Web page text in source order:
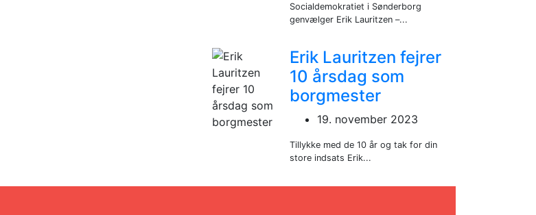
Socialdemokratiet i Sønderborg
genvælger Erik Lauritzen –...
Erik Lauritzen fejrer
10 årsdag som
borgmester
19. november 2023
Tillykke med de 10 år og tak for din
store indsats Erik...